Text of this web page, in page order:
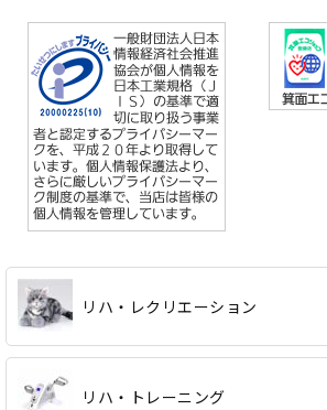
リハ・レクリエーション
リハ・トレーニング